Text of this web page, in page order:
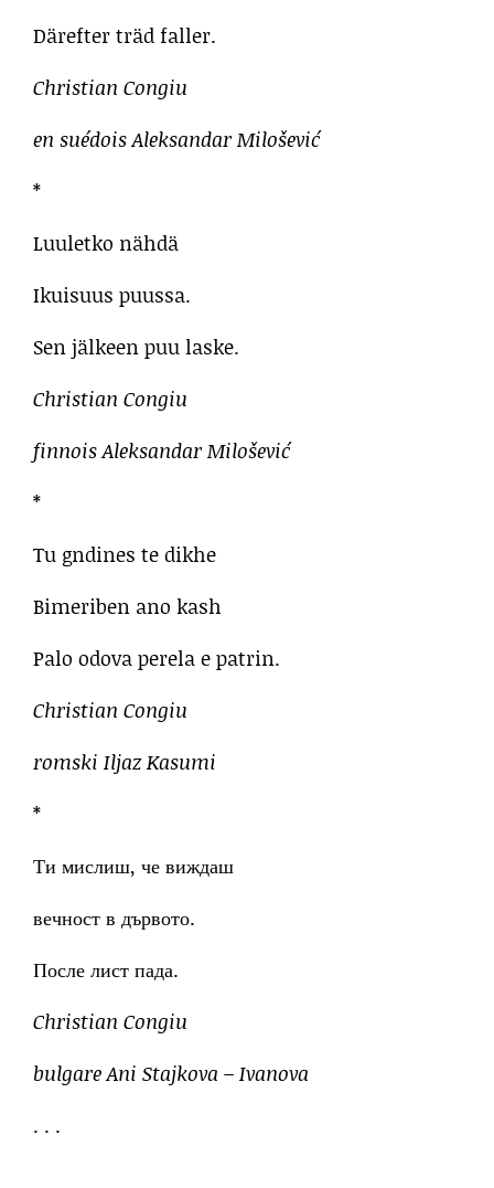
Därefter träd faller.
Christian Congiu
en suédois Aleksandar Milošević
*
Luuletko nähdä
Ikuisuus puussa.
Sen jälkeen puu laske.
Christian Congiu
finnois Aleksandar Milošević
*
Tu gndines te dikhe
Bimeriben ano kash
Palo odova perela e patrin.
Christian Congiu
romski Iljaz Kasumi
*
Ти мислиш, че виждаш
вечност в дървото.
После лист пада.
Christian Congiu
bulgare Ani Stajkova – Ivanova
. . .